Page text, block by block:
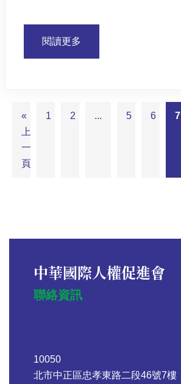
閱讀更多
«
上
一
頁
1 2 ... 5 6 7
中華國際人權促進會
聯絡資訊
10050
北市中正區忠孝東路二段46號7樓